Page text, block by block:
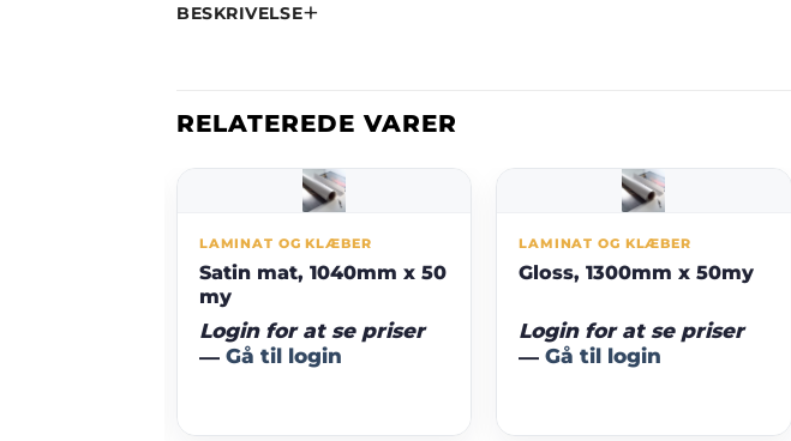
BESKRIVELSE
RELATEREDE VARER
LAMINAT OG KLÆBER
Satin mat, 1040mm x 50
my
Login for at se priser
— Gå til login
LAMINAT OG KLÆBER
Gloss, 1300mm x 50my
Login for at se priser
—Gå til login